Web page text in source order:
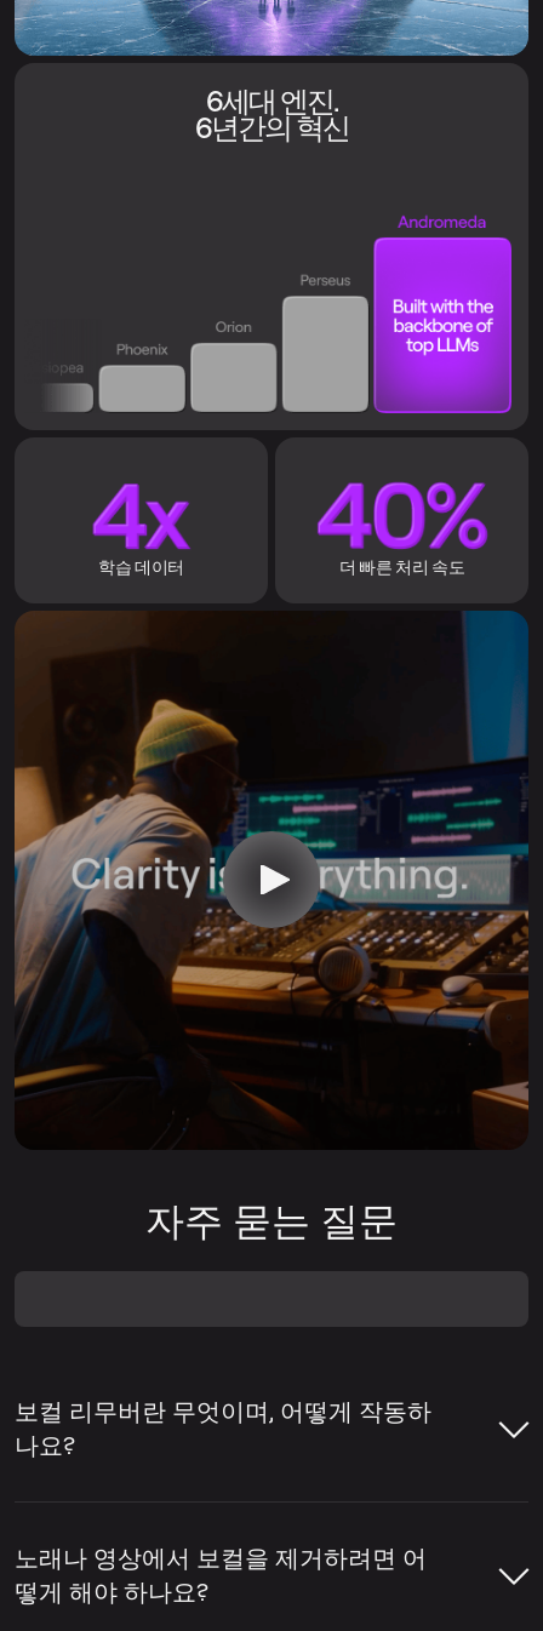
6세대 엔진.
6년간의 혁신
학습 데이터 더 빠른 처리 속도
자주 묻는 질문
보컬 리무버란 무엇이며, 어떻게 작동하
나요?
주와 보컬을 분리하는 데 도움을 주는 도구입
니다. 보컬 리무버는 노래방용 트랙 제작, 아카
노래나 영상에서 보컬을 제거하려면 어
떻게 해야 하나요?